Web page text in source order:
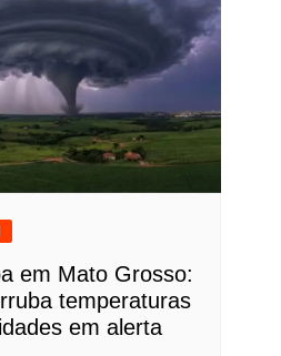
em Mato Grosso:
temperaturas
em alerta